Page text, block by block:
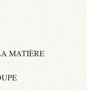
MATIÈRE